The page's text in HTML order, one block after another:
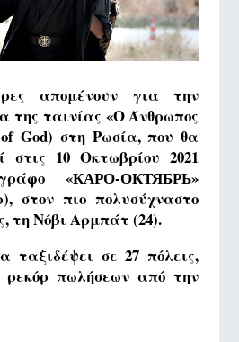
απομένουν για την
της ταινίας «Ο Άνθρωπος
God) στη Ρωσία, που θα
στις 10 Οκτωβρίου 2021
«КАРО-ОКТЯБРЬ»
στον πιο πολυσύχναστο
τη Νόβι Αρμπάτ (24).
ταξιδέψει σε 27 πόλεις,
ρεκόρ πωλήσεων από την